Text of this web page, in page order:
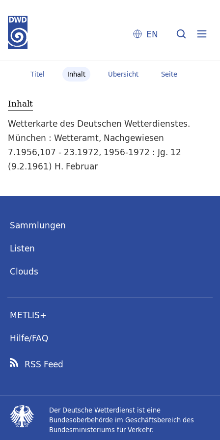
EN
Titel Inhalt Übersicht Seite
Inhalt
Wetterkarte des Deutschen Wetterdienstes.
München : Wetteramt, Nachgewiesen
7.1956,107 - 23.1972, 1956-1972 : Jg. 12
(9.2.1961) H. Februar
Sammlungen
Listen
Clouds
METLIS+
Hilfe/FAQ
RSS Feed
Der Deutsche Wetterdienst ist eine
Bundesoberbehörde im Geschäftsbereich des
Bundesministeriums für Verkehr.